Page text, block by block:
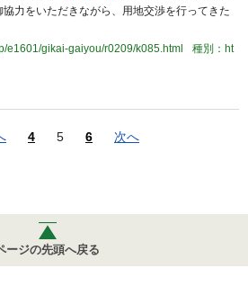
力をいただきながら、用地交渉を行ってきた
e1601/gikai-gaiyou/r0209/k085.html
種別：ht
4 5 6 次へ
ージの先頭へ戻る